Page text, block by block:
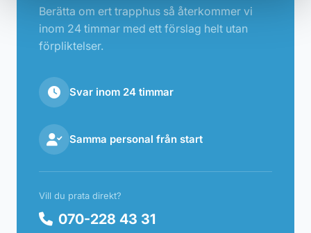
Berätta om ert trapphus så återkommer vi
inom 24 timmar med ett förslag helt utan
förpliktelser.
Svar inom 24 timmar
Samma personal från start
Vill du prata direkt?
070-228 43 31